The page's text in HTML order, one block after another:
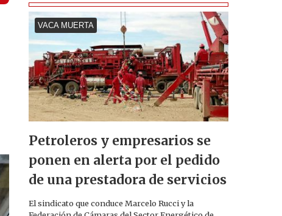
VACA MUERTA
Petroleros y empresarios se
ponen en alerta por el pedido
de una prestadora de servicios
El sindicato que conduce Marcelo Rucci y la